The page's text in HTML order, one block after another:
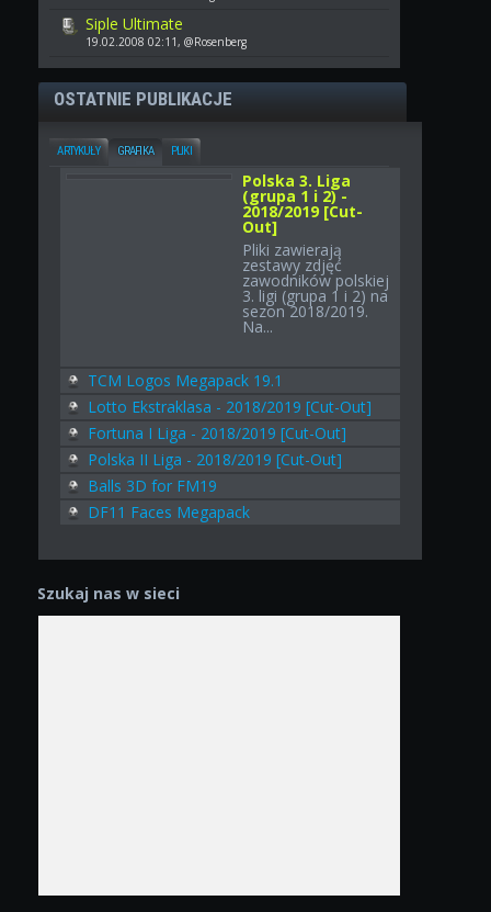
Siple Ultimate
19.02.2008 02:11, @Rosenberg
OSTATNIE PUBLIKACJE
ARTYKUŁY GRAFIKA PLIKI
Polska 3. Liga
(grupa 1 i 2) -
2018/2019 [Cut-
Out]
Pliki zawierają
zestawy zdjęć
zawodników polskiej
3. ligi (grupa 1 i 2) na
sezon 2018/2019.
Na...
TCM Logos Megapack 19.1
Lotto Ekstraklasa - 2018/2019 [Cut-Out]
Fortuna I Liga - 2018/2019 [Cut-Out]
Polska II Liga - 2018/2019 [Cut-Out]
Balls 3D for FM19
DF11 Faces Megapack
Szukaj nas w sieci